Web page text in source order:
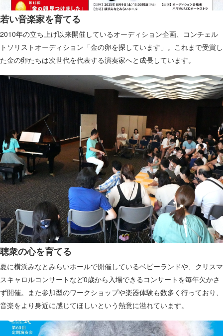
若い音楽家を育てる
2010年の立ち上げ以来開催しているオーディション企画、コンチェル
トソリストオーディション「金の卵を探しています」。これまで受賞し
た金の卵たちは次世代を代表する演奏家へと成長しています。
聴衆の心を育てる
夏に横浜みなとみらいホールで開催しているベビーランドや、クリスマ
スキャロルコンサートなど0歳から入場できるコンサートを毎年欠かさ
ず開催。また参加型のワークショップや楽器体験も数多く行っており、
音楽をより身近に感じてほしいという熱意に溢れています。